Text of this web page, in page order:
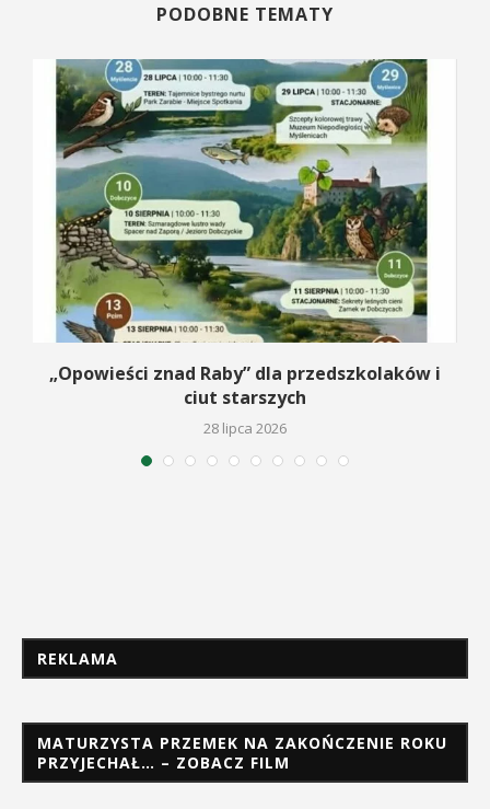
PODOBNE TEMATY
„Opowieści znad Raby” dla przedszkolaków i
ciut starszych
28 lipca 2026
REKLAMA
MATURZYSTA PRZEMEK NA ZAKOŃCZENIE ROKU
PRZYJECHAŁ… – ZOBACZ FILM